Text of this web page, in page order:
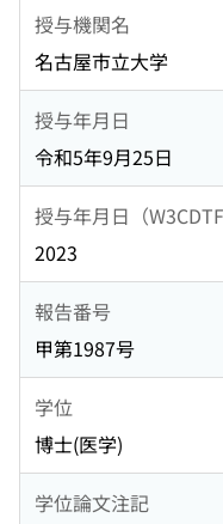
授与機関名
名古屋市立大学
授与年月日
令和5年9月25日
授与年月日（W3CDTF
2023
報告番号
甲第1987号
学位
博士(医学)
学位論文注記